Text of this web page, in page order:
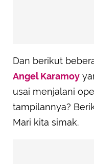
Dan berikut
Angel Karamoy
usai menjalani
tampilannya?
Mari kita simak.